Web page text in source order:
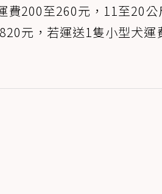
費200至260元，11至20公
元，若運送1隻小型犬運